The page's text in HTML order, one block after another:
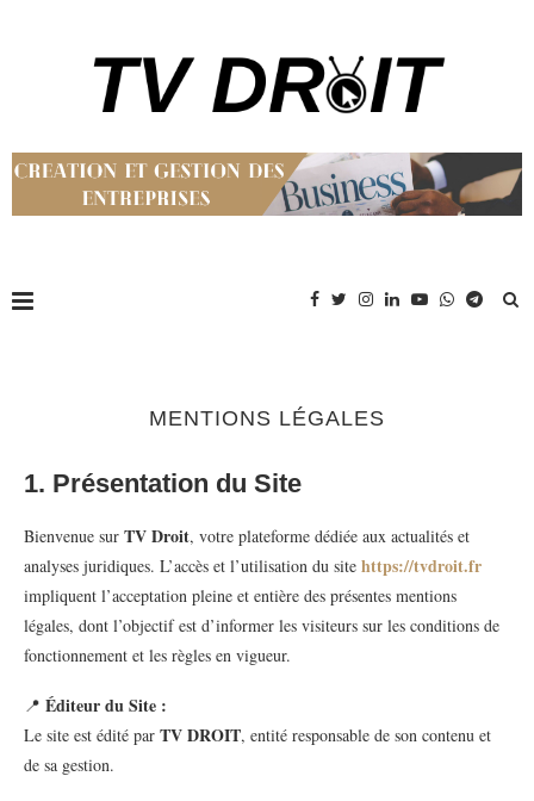
MENTIONS LÉGALES
1. Présentation du Site
Bienvenue sur TV Droit, votre plateforme dédiée aux actualités et
analyses juridiques. L’accès et l’utilisation du site https://tvdroit.fr
impliquent l’acceptation pleine et entière des présentes mentions
légales, dont l’objectif est d’informer les visiteurs sur les conditions de
fonctionnement et les règles en vigueur.
📍 Éditeur du Site :
Le site est édité par TV DROIT, entité responsable de son contenu et
de sa gestion.